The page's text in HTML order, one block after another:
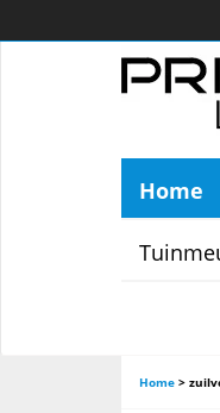
Home
Home >